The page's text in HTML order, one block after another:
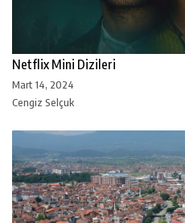
Netflix Mini Dizileri
Mart 14, 2024
Cengiz Selçuk